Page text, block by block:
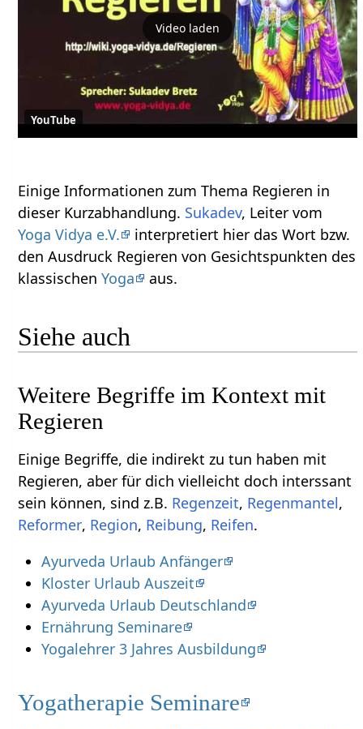
Video laden
YouTube
Einige Informationen zum Thema Regieren‏‎ in
dieser Kurzabhandlung. Sukadev, Leiter vom
Yoga Vidya e.V.
interpretiert hier das Wort bzw.
den Ausdruck Regieren‏‎ von Gesichtspunkten des
klassischenYoga aus.
Siehe auch
Weitere Begriffe im Kontext mit
Einige Begriffe, die indirekt zu tun haben mit
Regieren‏‎, aber für dich vielleicht doch interssant
sein können, sind z.B.
,
,
, , ,
.
Ayurveda Urlaub Anfänger
Kloster Urlaub Auszeit
Ayurveda Urlaub Deutschland
Ernährung Seminare
Yogalehrer 3 Jahres Ausbildung
Yogatherapie Seminare